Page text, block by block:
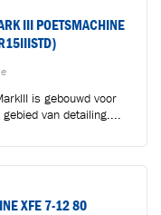
III POETSMACHINE
is gebouwd voor
van detailing....
XFE 7-12 80